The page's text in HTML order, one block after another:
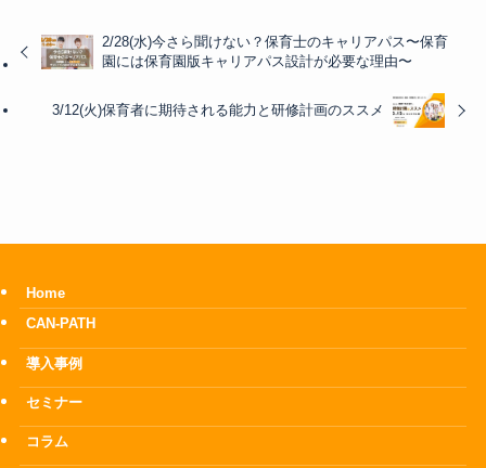
2/28(水)今さら聞けない？保育士のキャリアパス〜保育
園には保育園版キャリアパス設計が必要な理由〜
3/12(火)保育者に期待される能力と研修計画のススメ
Home
CAN-PATH
導入事例
セミナー
コラム